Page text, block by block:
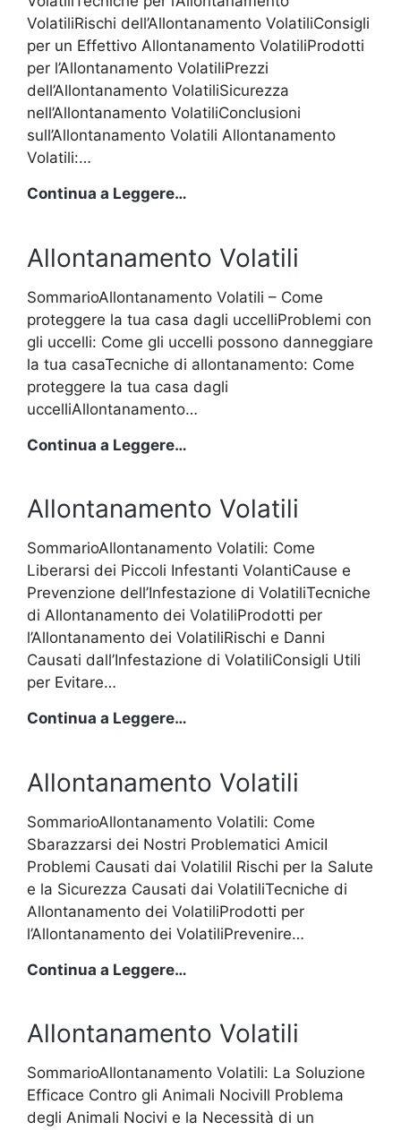
VolatiliRischi dell’Allontanamento VolatiliConsigli
per un Effettivo Allontanamento VolatiliProdotti
per l’Allontanamento VolatiliPrezzi
dell’Allontanamento VolatiliSicurezza
nell’Allontanamento VolatiliConclusioni
sull’Allontanamento Volatili Allontanamento
Volatili:…
Continua a Leggere…
Allontanamento Volatili
SommarioAllontanamento Volatili – Come
proteggere la tua casa dagli uccelliProblemi con
gli uccelli: Come gli uccelli possono danneggiare
la tua casaTecniche di allontanamento: Come
proteggere la tua casa dagli
uccelliAllontanamento…
Continua a Leggere…
Allontanamento Volatili
SommarioAllontanamento Volatili: Come
Liberarsi dei Piccoli Infestanti VolantiCause e
Prevenzione dell’Infestazione di VolatiliTecniche
di Allontanamento dei VolatiliProdotti per
l’Allontanamento dei VolatiliRischi e Danni
Causati dall’Infestazione di VolatiliConsigli Utili
per Evitare…
Continua a Leggere…
Allontanamento Volatili
SommarioAllontanamento Volatili: Come
Sbarazzarsi dei Nostri Problematici AmiciI
Problemi Causati dai VolatiliI Rischi per la Salute
e la Sicurezza Causati dai VolatiliTecniche di
Allontanamento dei VolatiliProdotti per
l’Allontanamento dei VolatiliPrevenire…
Continua a Leggere…
Allontanamento Volatili
SommarioAllontanamento Volatili: La Soluzione
Efficace Contro gli Animali NociviIl Problema
degli Animali Nocivi e la Necessità di un